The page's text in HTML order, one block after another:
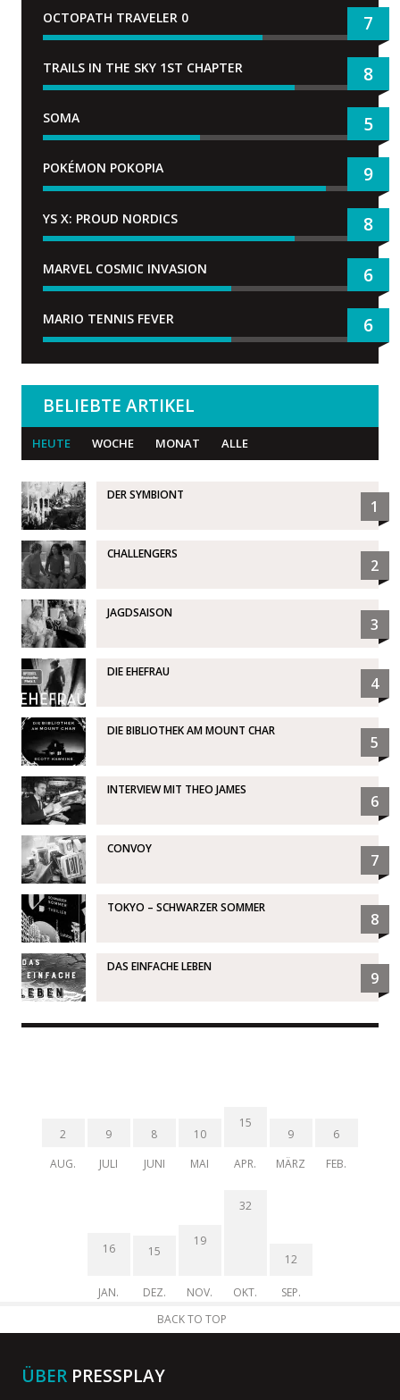
OCTOPATH TRAVELER 0 7
TRAILS IN THE SKY 1ST CHAPTER 8
SOMA 5
POKÉMON POKOPIA 9
YS X: PROUD NORDICS 8
MARVEL COSMIC INVASION 6
MARIO TENNIS FEVER 6
BELIEBTE ARTIKEL
HEUTE WOCHE MONAT ALLE
DER SYMBIONT
1
CHALLENGERS
2
JAGDSAISON
3
DIE EHEFRAU
4
DIE BIBLIOTHEK AM MOUNT CHAR
5
INTERVIEW MIT THEO JAMES
6
CONVOY
7
TOKYO – SCHWARZER SOMMER
8
DAS EINFACHE LEBEN
9
2
AUG.
9
JULI
8
JUNI
10
MAI
15
APR.
9
MÄRZ
6
FEB.
16
JAN.
15
DEZ.
19
NOV.
32
OKT.
12
SEP.
BACK TO TOP
ÜBER PRESSPLAY